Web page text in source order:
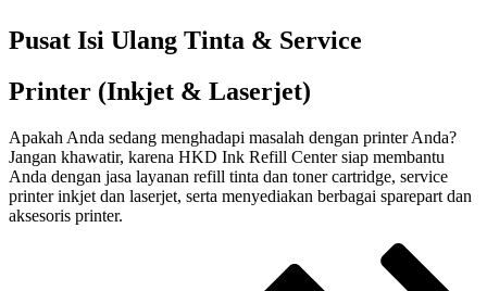
Pusat Isi Ulang Tinta & Service
Printer (Inkjet & Laserjet)
Apakah Anda sedang menghadapi masalah dengan printer Anda?
Jangan khawatir, karena HKD Ink Refill Center siap membantu
Anda dengan jasa layanan refill tinta dan toner cartridge, service
printer inkjet dan laserjet, serta menyediakan berbagai sparepart dan
aksesoris printer.